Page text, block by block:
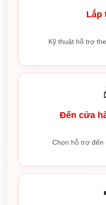
Lắp
Kỹ thuật hỗ trợ
Đến cửa
Chọn hỗ trợ đến